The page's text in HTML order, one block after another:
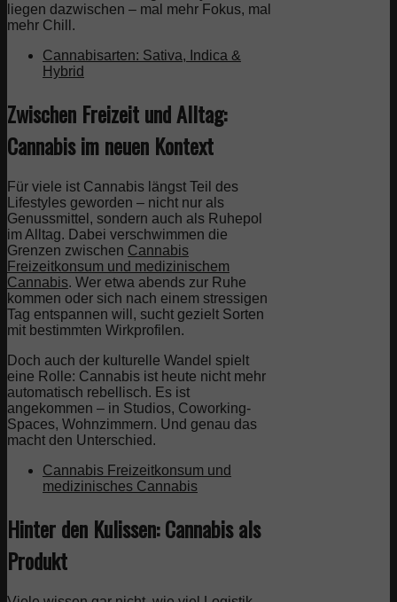
liegen dazwischen – mal mehr Fokus, mal
mehr Chill.
Cannabisarten: Sativa, Indica &
Hybrid
Zwischen Freizeit und Alltag:
Cannabis im neuen Kontext
Für viele ist Cannabis längst Teil des
Lifestyles geworden – nicht nur als
Genussmittel, sondern auch als Ruhepol
im Alltag. Dabei verschwimmen die
Grenzen zwischen Cannabis
Freizeitkonsum und medizinischem
Cannabis. Wer etwa abends zur Ruhe
kommen oder sich nach einem stressigen
Tag entspannen will, sucht gezielt Sorten
mit bestimmten Wirkprofilen.
Doch auch der kulturelle Wandel spielt
eine Rolle: Cannabis ist heute nicht mehr
automatisch rebellisch. Es ist
angekommen – in Studios, Coworking-
Spaces, Wohnzimmern. Und genau das
macht den Unterschied.
Cannabis Freizeitkonsum und
medizinisches Cannabis
Hinter den Kulissen: Cannabis als
Produkt